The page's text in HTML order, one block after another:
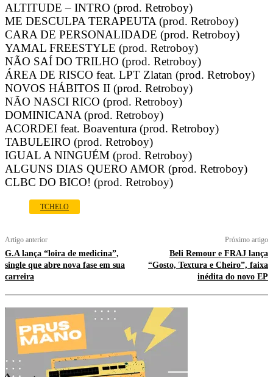
ALTITUDE – INTRO (prod. Retroboy)
ME DESCULPA TERAPEUTA (prod. Retroboy)
CARA DE PERSONALIDADE (prod. Retroboy)
YAMAL FREESTYLE (prod. Retroboy)
NÃO SAÍ DO TRILHO (prod. Retroboy)
ÁREA DE RISCO feat. LPT Zlatan (prod. Retroboy)
NOVOS HÁBITOS II (prod. Retroboy)
NÃO NASCI RICO (prod. Retroboy)
DOMINICANA (prod. Retroboy)
ACORDEI feat. Boaventura (prod. Retroboy)
TABULEIRO (prod. Retroboy)
IGUAL A NINGUÉM (prod. Retroboy)
ALGUNS DIAS QUERO AMOR (prod. Retroboy)
CLBC DO BICO! (prod. Retroboy)
TCHELO
Artigo anterior
G.A lança “loira de medicina”,
single que abre nova fase em sua
carreira
Próximo artigo
Beli Remour e FRAJ lança
“Gosto, Textura e Cheiro”, faixa
inédita do novo EP